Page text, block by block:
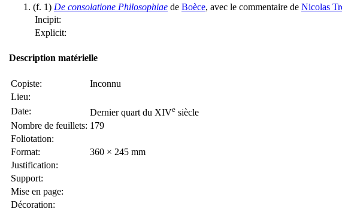
(f. 1) De consolatione Philosophiae de Boèce, avec le commentaire de Nicolas
Incipit:
Explicit:
Description matérielle
Copiste:
Inconnu
Lieu:
Date:
Dernier quart du XIVe siècle
Nombre de feuillets: 179
Foliotation:
Format:
360 × 245 mm
Justification:
Support:
Mise en page:
Décoration: